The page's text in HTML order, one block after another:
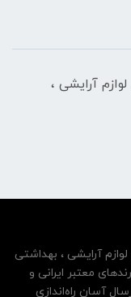
آرایشی ،
آرایشی ، بهداشتی
معتبر ایرانی و
آسان راه‌اندازی